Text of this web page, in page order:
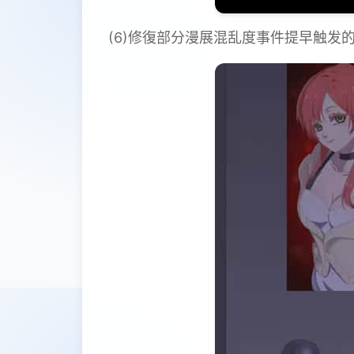
(6)修復部分漫展混乱度事件提早触发